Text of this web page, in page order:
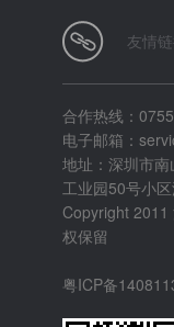
友情
合作热线：
电子邮箱：
地址：深圳市
工业园50号小
Copyright 2011
权保留
粤ICP备